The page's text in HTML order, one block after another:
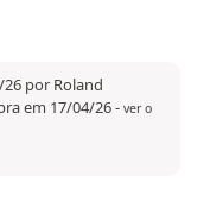
por Roland
em 17/04/26- ver o